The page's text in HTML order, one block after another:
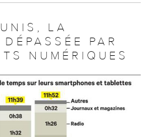
LA
PAR
NUMÉRIQUES